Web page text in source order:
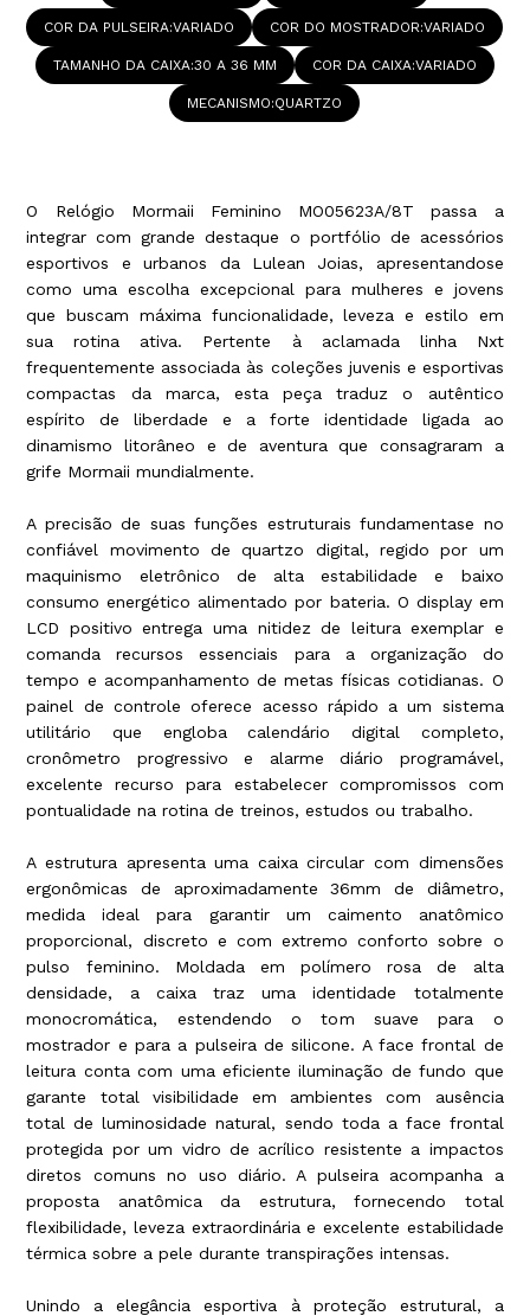
O Relógio Mormaii Feminino MO05623A/8T passa a
integrar com grande destaque o portfólio de acessórios
esportivos e urbanos da Lulean Joias, apresentandose
como uma escolha excepcional para mulheres e jovens
que buscam máxima funcionalidade, leveza e estilo em
sua rotina ativa. Pertente à aclamada linha Nxt
frequentemente associada às coleções juvenis e esportivas
compactas da marca, esta peça traduz o autêntico
espírito de liberdade e a forte identidade ligada ao
dinamismo litorâneo e de aventura que consagraram a
grife Mormaii mundialmente.
A precisão de suas funções estruturais fundamentase no
confiável movimento de quartzo digital, regido por um
maquinismo eletrônico de alta estabilidade e baixo
consumo energético alimentado por bateria. O display em
LCD positivo entrega uma nitidez de leitura exemplar e
comanda recursos essenciais para a organização do
tempo e acompanhamento de metas físicas cotidianas. O
painel de controle oferece acesso rápido a um sistema
utilitário que engloba calendário digital completo,
cronômetro progressivo e alarme diário programável,
excelente recurso para estabelecer compromissos com
pontualidade na rotina de treinos, estudos ou trabalho.
A estrutura apresenta uma caixa circular com dimensões
ergonômicas de aproximadamente 36mm de diâmetro,
medida ideal para garantir um caimento anatômico
proporcional, discreto e com extremo conforto sobre o
pulso feminino. Moldada em polímero rosa de alta
densidade, a caixa traz uma identidade totalmente
monocromática, estendendo o tom suave para o
mostrador e para a pulseira de silicone. A face frontal de
leitura conta com uma eficiente iluminação de fundo que
garante total visibilidade em ambientes com ausência
total de luminosidade natural, sendo toda a face frontal
protegida por um vidro de acrílico resistente a impactos
diretos comuns no uso diário. A pulseira acompanha a
proposta anatômica da estrutura, fornecendo total
flexibilidade, leveza extraordinária e excelente estabilidade
térmica sobre a pele durante transpirações intensas.
Unindo a elegância esportiva à proteção estrutural, a
COR DA PULSEIRA VARIADO COR DO MOSTRADOR VARIADO
TAMANHO DA CAIXA 30 A 36 MM COR DA CAIXA VARIADO
MECANISMO QUARTZO